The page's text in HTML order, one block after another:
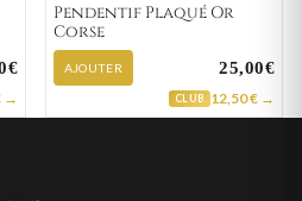
→
Pendentif Plaqué Or
Corse
AJOUTER 25,00€
CLUB 12,50 € →